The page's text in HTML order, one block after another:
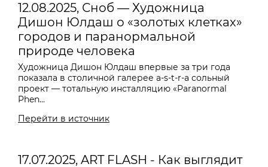
12.08.2025, Сноб — Художница
Дишон Юлдаш о «золотых клетках»
городов и паранормальной
природе человека
Художница Дишон Юлдаш впервые за три года
показала в столичной галерее a-s-t-r-a сольный
проект — тотальную инсталляцию «Paranormal
Phen...
Перейти в источник
17.07.2025, ART FLASH - Как выглядит